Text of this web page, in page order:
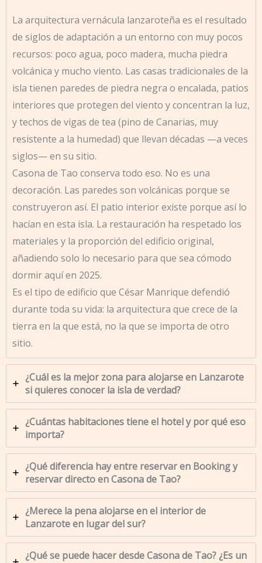
La arquitectura vernácula lanzaroteña es el resultado
de siglos de adaptación a un entorno con muy pocos
recursos: poco agua, poco madera, mucha piedra
volcánica y mucho viento. Las casas tradicionales de la
isla tienen paredes de piedra negra o encalada, patios
interiores que protegen del viento y concentran la luz,
y techos de vigas de tea (pino de Canarias, muy
resistente a la humedad) que llevan décadas —a veces
siglos— en su sitio.
Casona de Tao conserva todo eso. No es una
decoración. Las paredes son volcánicas porque se
construyeron así. El patio interior existe porque así lo
hacían en esta isla. La restauración ha respetado los
materiales y la proporción del edificio original,
añadiendo solo lo necesario para que sea cómodo
dormir aquí en 2025.
Es el tipo de edificio que César Manrique defendió
durante toda su vida: la arquitectura que crece de la
tierra en la que está, no la que se importa de otro
sitio.
¿Cuál es la mejor zona para alojarse en Lanzarote
si quieres conocer la isla de verdad?
¿Cuántas habitaciones tiene el hotel y por qué eso
importa?
¿Qué diferencia hay entre reservar en Booking y
reservar directo en Casona de Tao?
¿Merece la pena alojarse en el interior de
Lanzarote en lugar del sur?
¿Qué se puede hacer desde Casona de Tao? ¿Es un